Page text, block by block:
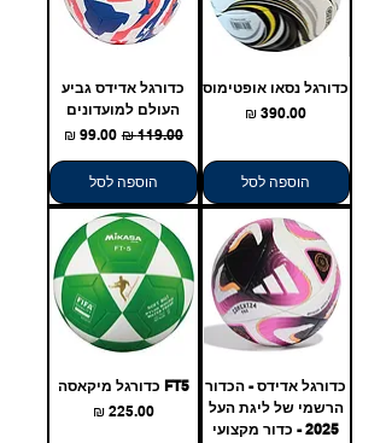
כדורגל נסאו אופטימוס
מחיר
הוספה לסל
כדורגל אדידס גביע
העולם למועדונים
מחיר רגיל‏119.00 ‏₪ מחיר מבצע‏99.00 ‏₪
הוספה לסל
כדורגל אדידס - הכדור
הרשמי של ליגת העל
2025 - כדור מקצועי
FT5 כדורגל מיקאסה
מחיר‏225.00 ‏₪